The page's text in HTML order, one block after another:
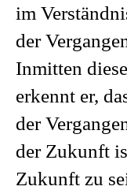
im
der
Inmitten
erkennt er,
der
der Zukunft
Zukunft zu